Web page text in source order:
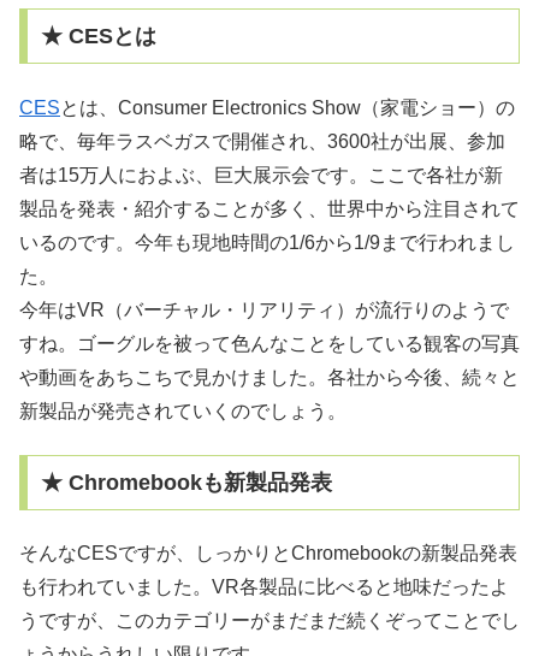
★ CESとは
CESとは、Consumer Electronics Show（家電ショー）の
略で、毎年ラスベガスで開催され、3600社が出展、参加
者は15万人におよぶ、巨大展示会です。ここで各社が新
製品を発表・紹介することが多く、世界中から注目されて
いるのです。今年も現地時間の1/6から1/9まで行われまし
た。
今年はVR（バーチャル・リアリティ）が流行りのようで
すね。ゴーグルを被って色んなことをしている観客の写真
や動画をあちこちで見かけました。各社から今後、続々と
新製品が発売されていくのでしょう。
★ Chromebookも新製品発表
そんなCESですが、しっかりとChromebookの新製品発表
も行われていました。VR各製品に比べると地味だったよ
うですが、このカテゴリーがまだまだ続くぞってことでし